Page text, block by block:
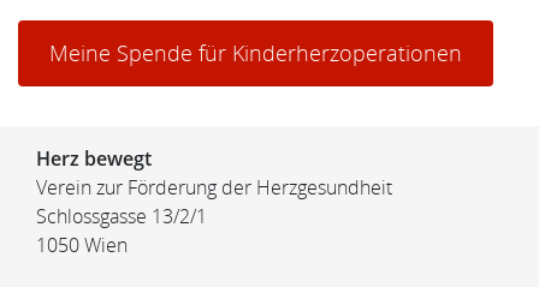
Meine Spende für Kinderherzoperationen
Herz bewegt
Verein zur Förderung der Herzgesundheit
Schlossgasse 13/2/1
1050 Wien